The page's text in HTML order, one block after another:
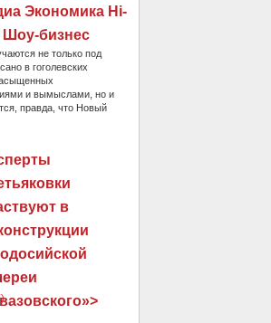
Экономика Hi-
Шоу-бизнес
не только под
в гоголевских
и вымыслами, но и
правда, что Новый
в